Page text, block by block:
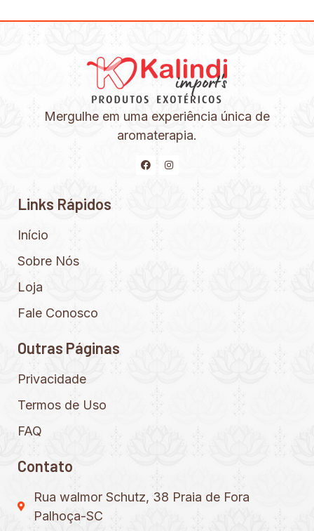
Mergulhe em uma experiência única de
aromaterapia.
Links Rápidos
Início
Sobre Nós
Loja
Fale Conosco
Outras Páginas
Privacidade
Termos de Uso
FAQ
Contato
Rua walmor Schutz, 38 Praia de Fora
Palhoça-SC